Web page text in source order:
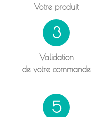
Votre produit
3
Validation
de votre commande
5